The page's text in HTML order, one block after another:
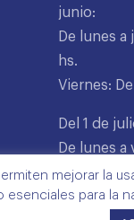
junio:
De lunes a
hs.
Viernes:
Del 1 de
De lunes a
15.00 hs.
mejorar la
para la